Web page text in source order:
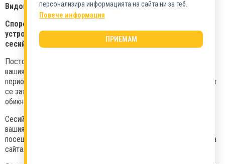
Видове "бисквитки"
Според времето, за което ще бъдат запазени в
устройството на потребителя биват- постоянни (трайни) и
сесийни (временни).
Постоянните (трайни) бисквитки се съхраняват като файл на
вашия компютър, лаптоп, таблет или смартфон за по-дълъг
период от време и не губят своята валидност, когато браузърът
се затвори. Срокът им на валидност може да варира, но
обикновено не е по-дълъг от 6 месеца.
Сесийните (временни) бисквитки се съхраняват временно на
вашия компютър, лаптоп, таблет или смартфон, когато
посещавате сайт с цел да се подобри времето за зареждане на
сайта. Изтриват се в момента, в който затворите страницата.
персонализира информацията на сайта ни за теб.
Повече информация
ПРИЕМАМ